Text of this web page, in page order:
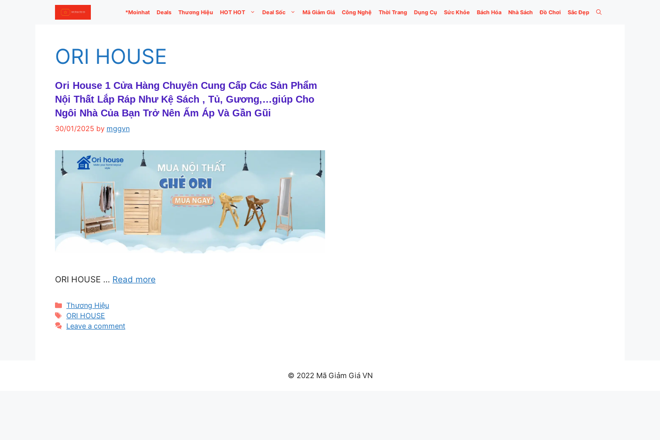
*Moinhat Deals Thương Hiệu HOT HOT Deal Sốc Mã Giảm Giá Công Nghệ Thời Trang Dụng Cụ Sức Khỏe Bách Hóa Nhà Sách Đồ Chơi Sắc Đẹp
ORI HOUSE
Ori House 1 Cửa Hàng Chuyên Cung Cấp Các Sản Phẩm
Nội Thất Lắp Ráp Như Kệ Sách , Tủ, Gương,…giúp Cho
Ngôi Nhà Của Bạn Trở Nên Ấm Áp Và Gần Gũi
30/01/2025 by mggvn
ORI HOUSE … Read more
Categories
Thương Hiệu
Tags
ORI HOUSE
Leave a comment
© 2022 Mã Giảm Giá VN